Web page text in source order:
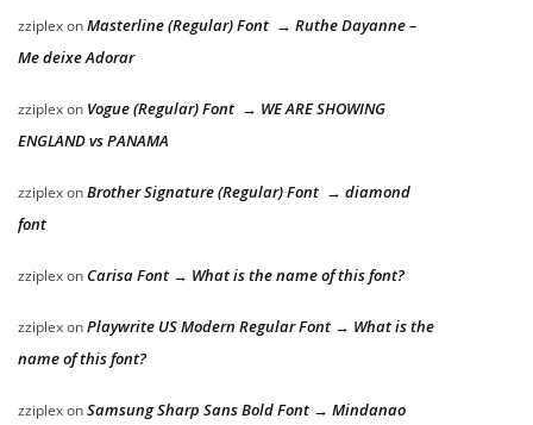
zziplexonMasterline (Regular) Font → Ruthe Dayanne –
Me deixe Adorar
zziplexon Vogue (Regular) Font → WE ARE SHOWING
ENGLAND vs PANAMA
zziplexonBrother Signature (Regular) Font → diamond
font
zziplexon Carisa Font → What is the name of this font?
zziplexonPlaywrite US Modern Regular Font → What is the
name of this font?
zziplexonSamsung Sharp Sans Bold Font → Mindanao